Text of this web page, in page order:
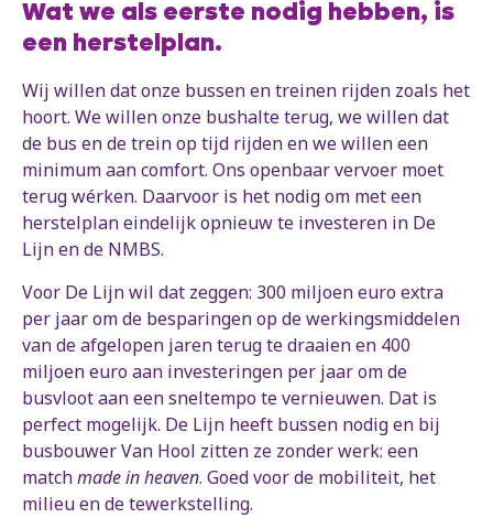
Wat we als eerste nodig hebben, is
een herstelplan.
Wij willen dat onze bussen en treinen rijden zoals het
hoort. We willen onze bushalte terug, we willen dat
de bus en de trein op tijd rijden en we willen een
minimum aan comfort. Ons openbaar vervoer moet
terug wérken. Daarvoor is het nodig om met een
herstelplan eindelijk opnieuw te investeren in De
Lijn en de NMBS.
Voor De Lijn wil dat zeggen: 300 miljoen euro extra
per jaar om de besparingen op de werkingsmiddelen
van de afgelopen jaren terug te draaien en 400
miljoen euro aan investeringen per jaar om de
busvloot aan een sneltempo te vernieuwen. Dat is
perfect mogelijk. De Lijn heeft bussen nodig en bij
busbouwer Van Hool zitten ze zonder werk: een
matchmade in heaven. Goed voor de mobiliteit, het
milieu en de tewerkstelling.